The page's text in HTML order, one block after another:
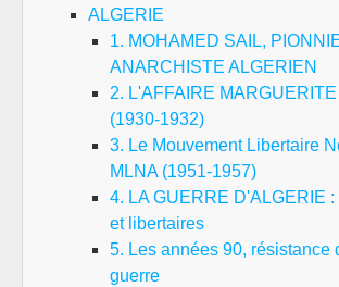
ALGERIE
1. MOHAMED SAIL,
ANARCHISTE ALGERIEN
2. L'AFFAIRE
(1930-1932)
3. Le Mouvement Libertaire
MLNA (1951-1957)
4. LA GUERRE D'ALGERIE :
et libertaires
5. Les années 90, résistance
guerre